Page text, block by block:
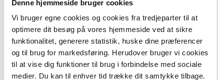
Denne hjemmeside bruger cookies
Vi bruger egne cookies og cookies fra tredjeparter til at
optimere dit besøg på vores hjemmeside ved at sikre
funktionalitet, generere statistik, huske dine præferencer
og til brug for markedsføring. Herudover bruger vi cookies
til at vise dig funktioner til brug i forbindelse med sociale
medier. Du kan til enhver tid trække dit samtykke tilbage.
- +